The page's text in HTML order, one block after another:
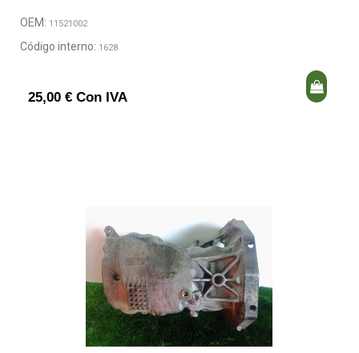
OEM: 11521002
Código interno: 1628
25,00 € Con IVA